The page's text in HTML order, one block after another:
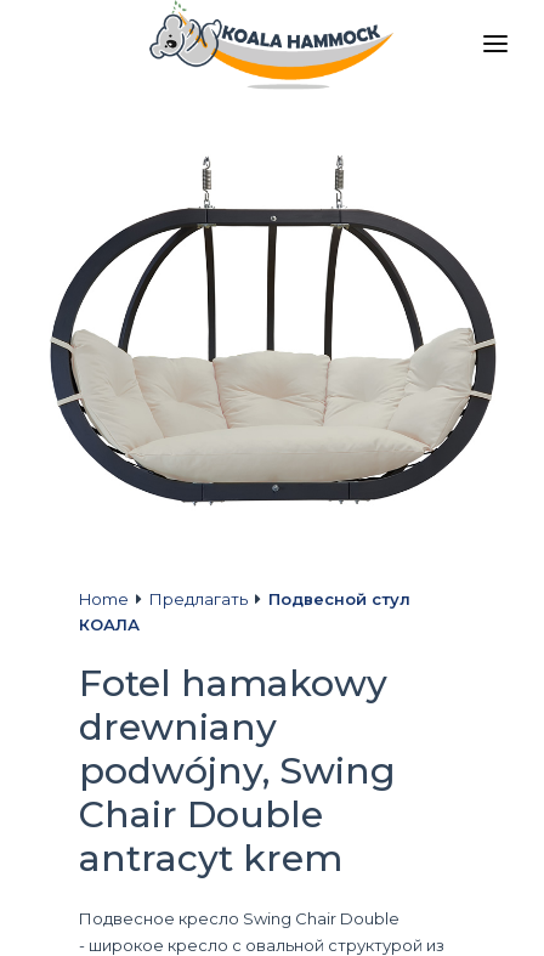
БУДЬ НАШИМ ДИТРИБЬЮТОРОМ
МЕДИА
КОНТАКТЫ
RU
Home Предлагать
Подвесной стул
КОАЛА
Fotel hamakowy
drewniany
podwójny, Swing
Chair Double
antracyt krem
Подвесное кресло Swing Chair Double
- широкое кресло с овальной структурой из